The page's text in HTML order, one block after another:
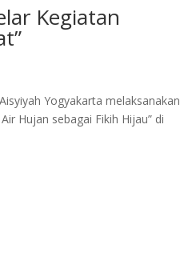
Kegiatan
Yogyakarta melaksanakan
Hujan sebagai Fikih Hijau” di